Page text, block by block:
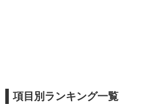
項目別ランキング一覧